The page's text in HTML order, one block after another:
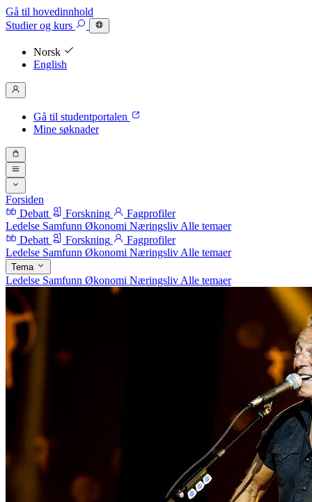
Gå til hovedinnhold
Studierog kurs
Norsk
English
Gå til studentportalen
Mine søknader
Forsiden
Debatt
Forskning
Fagprofiler
Ledelse Samfunn Økonomi Næringsliv Alle temaer
Debatt
Forskning
Fagprofiler
Ledelse Samfunn Økonomi Næringsliv Alle temaer
Tema
Ledelse Samfunn Økonomi Næringsliv Alle temaer